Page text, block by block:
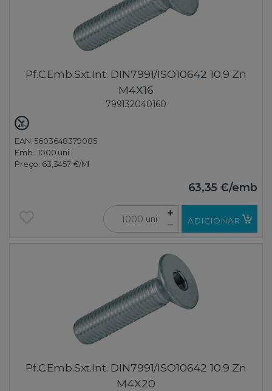
Pf.C.Emb.Sxt.Int. DIN7991/ISO10642 10.9 Zn
M4X16
799132040160
EAN: 5603648379085
Emb.:1000 uni
Preço: 63,3457 €/Ml
63,35 €/emb
uni ADICIONAR
Pf.C.Emb.Sxt.Int. DIN7991/ISO10642 10.9 Zn
M4X20